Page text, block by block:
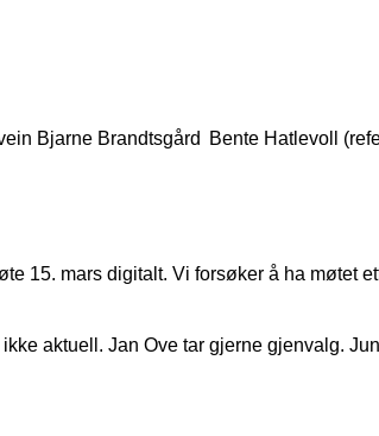
Bjarne Brandtsgård Bente Hatlevoll
15. mars digitalt. Vi forsøker å ha møtet
aktuell. Jan Ove tar gjerne gjenvalg.